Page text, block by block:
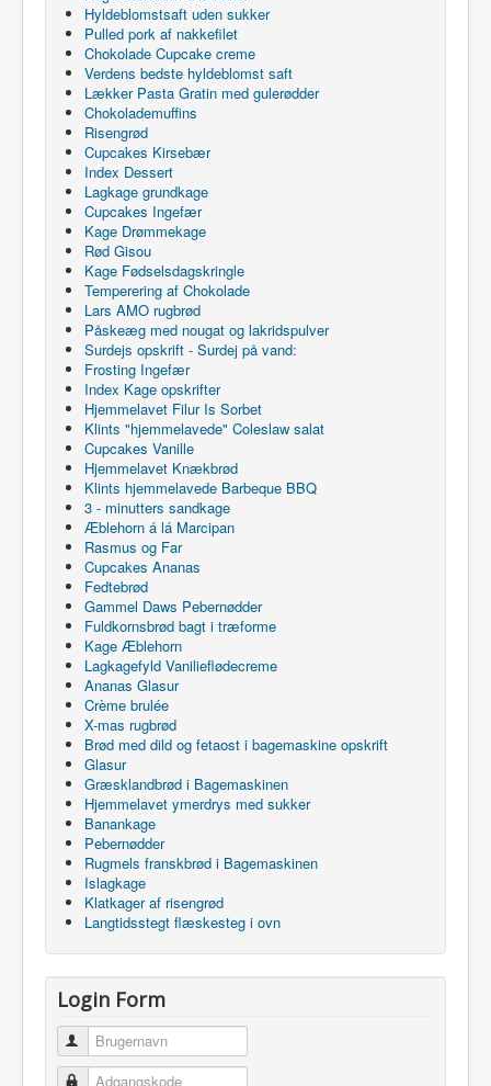
Hyldeblomstsaft uden sukker
Pulled pork af nakkefilet
Chokolade Cupcake creme
Verdens bedste hyldeblomst saft
Lækker Pasta Gratin med gulerødder
Chokolademuffins
Risengrød
Cupcakes Kirsebær
Index Dessert
Lagkage grundkage
Cupcakes Ingefær
Kage Drømmekage
Rød Gisou
Kage Fødselsdagskringle
Temperering af Chokolade
Lars AMO rugbrød
Påskeæg med nougat og lakridspulver
Surdejs opskrift - Surdej på vand:
Frosting Ingefær
Index Kage opskrifter
Hjemmelavet Filur Is Sorbet
Klints "hjemmelavede" Coleslaw salat
Cupcakes Vanille
Hjemmelavet Knækbrød
Klints hjemmelavede Barbeque BBQ
3 - minutters sandkage
Æblehorn á lá Marcipan
Rasmus og Far
Cupcakes Ananas
Fedtebrød
Gammel Daws Pebernødder
Fuldkornsbrød bagt i træforme
Kage Æblehorn
Lagkagefyld Vanilieflødecreme
Ananas Glasur
Crème brulée
X-mas rugbrød
Brød med dild og fetaost i bagemaskine opskrift
Glasur
Græsklandbrød i Bagemaskinen
Hjemmelavet ymerdrys med sukker
Banankage
Pebernødder
Rugmels franskbrød i Bagemaskinen
Islagkage
Klatkager af risengrød
Langtidsstegt flæskesteg i ovn
Login Form
Brugernavn
Adgangskode